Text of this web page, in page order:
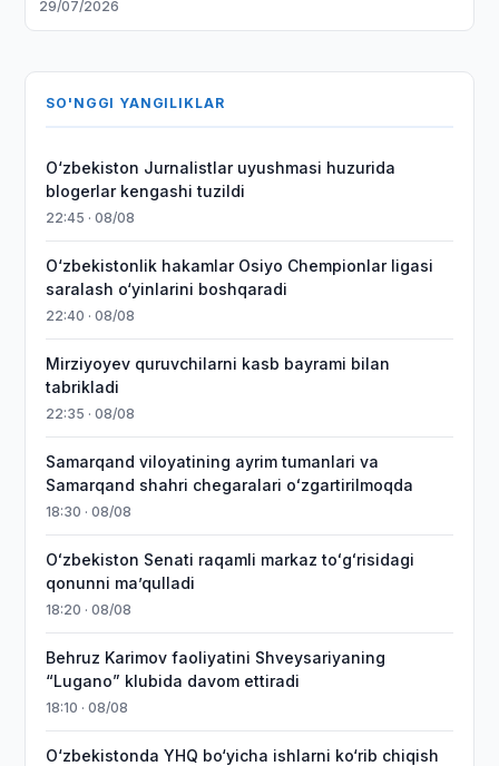
29/07/2026
SO'NGGI YANGILIKLAR
O‘zbekiston Jurnalistlar uyushmasi huzurida
blogerlar kengashi tuzildi
22:45 · 08/08
O‘zbekistonlik hakamlar Osiyo Chempionlar ligasi
saralash o‘yinlarini boshqaradi
22:40 · 08/08
Mirziyoyev quruvchilarni kasb bayrami bilan
tabrikladi
22:35 · 08/08
Samarqand viloyatining ayrim tumanlari va
Samarqand shahri chegaralari oʻzgartirilmoqda
18:30 · 08/08
Oʻzbekiston Senati raqamli markaz toʻgʻrisidagi
qonunni maʼqulladi
18:20 · 08/08
Behruz Karimov faoliyatini Shveysariyaning
“Lugano” klubida davom ettiradi
18:10 · 08/08
O‘zbekistonda YHQ bo‘yicha ishlarni ko‘rib chiqish